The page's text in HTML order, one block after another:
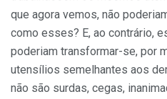
que agora vemos, não
como esses? E, ao contrário,
poderiam transformar-se, por
utensílios semelhantes aos
não são surdas, cegas,